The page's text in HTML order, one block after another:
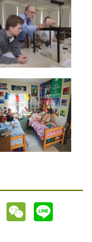
Twitter WeChat